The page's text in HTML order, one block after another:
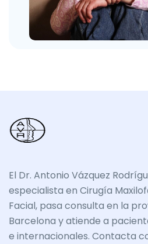
El Dr. Antonio Vázquez
especialista en Cirugía
Facial, pasa consulta en la
Barcelona y atiende a
e internacionales. Contacta